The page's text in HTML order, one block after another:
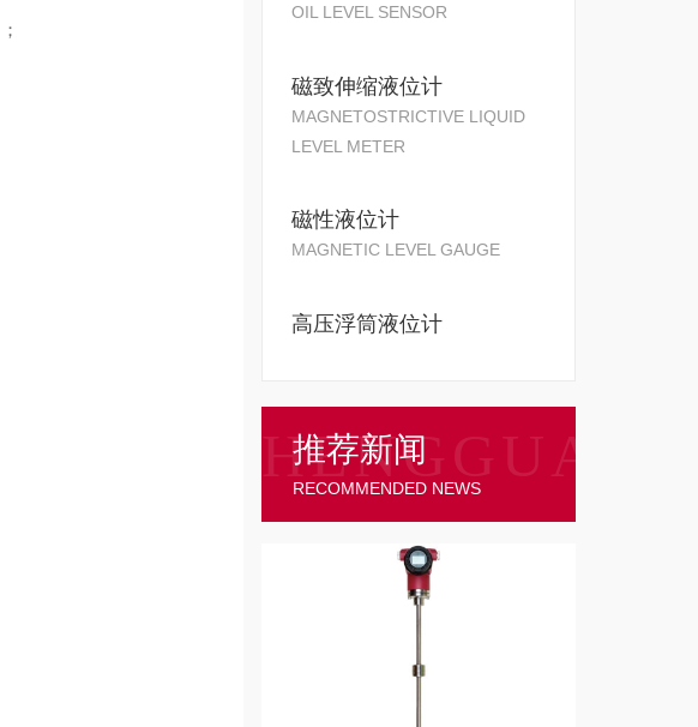
OIL LEVEL SENSOR
磁致伸缩液位计
MAGNETOSTRICTIVE LIQUID
LEVEL METER
磁性液位计
MAGNETIC LEVEL GAUGE
高压浮筒液位计
推荐新闻
RECOMMENDED NEWS